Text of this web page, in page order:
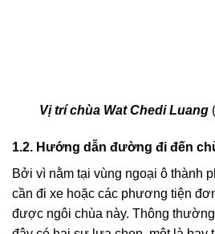
Vị trí chùa Wat Chedi Luang
1.2. Hướng dẫn đường đi đến
Bởi vì nằm tại vùng ngoại ô thành
cần đi xe hoặc các phương tiện
được ngôi chùa này. Thông